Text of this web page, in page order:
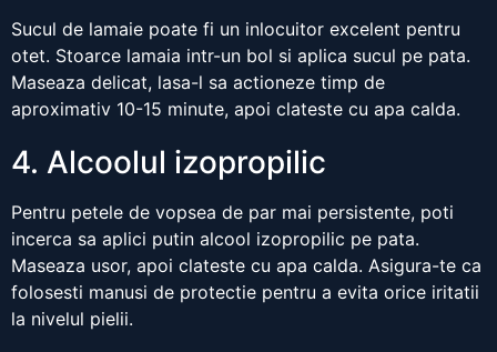
Sucul de lamaie poate fi un inlocuitor excelent pentru
otet. Stoarce lamaia intr-un bol si aplica sucul pe pata.
Maseaza delicat, lasa-l sa actioneze timp de
aproximativ 10-15 minute, apoi clateste cu apa calda.
4. Alcoolul izopropilic
Pentru petele de vopsea de par mai persistente, poti
incerca sa aplici putin alcool izopropilic pe pata.
Maseaza usor, apoi clateste cu apa calda. Asigura-te ca
folosesti manusi de protectie pentru a evita orice iritatii
la nivelul pielii.